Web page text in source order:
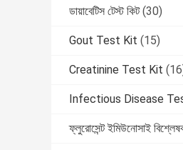
ডায়াবেটিস টেস্ট কিট (30)
Gout Test Kit (15)
Creatinine Test Kit
Infectious Disease
ফ্লুরোসেন্ট ইমিউনোসাই